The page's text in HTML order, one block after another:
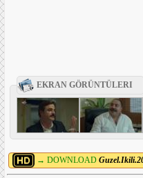
EKRAN GÖRÜNTÜLERI
→ DOWNLOAD